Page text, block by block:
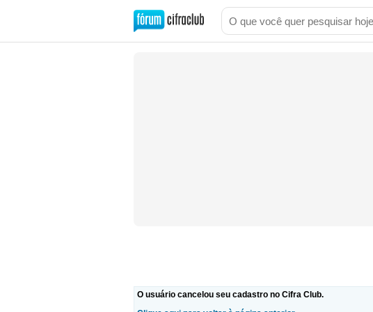
O usuário cancelou seu cadastro no Cifra Club.